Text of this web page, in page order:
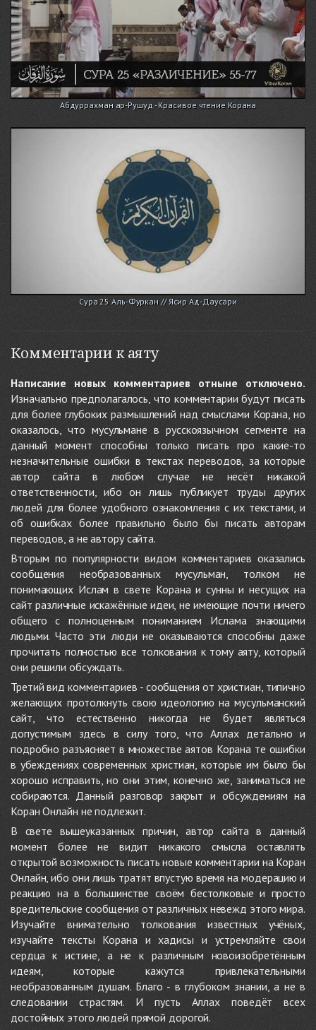
Абдуррахман ар-Рушуд - Красивое чтение Корана
Сура 25 Аль-Фуркан // Ясир Ад-Даусари
Комментарии к аяту
Написание новых комментариев отныне отключено.
Изначально предполагалось, что комментарии будут писать
для более глубоких размышлений над смыслами Корана, но
оказалось, что мусульмане в русскоязычном сегменте на
данный момент способны только писать про какие-то
незначительные ошибки в текстах переводов, за которые
автор сайта в любом случае не несёт никакой
ответственности, ибо он лишь публикует труды других
людей для более удобного ознакомления с их текстами, и
об ошибках более правильно было бы писать авторам
переводов, а не автору сайта.
Вторым по популярности видом комментариев оказались
сообщения необразованных мусульман, толком не
понимающих Ислам в свете Корана и сунны и несущих на
сайт различные искажённые идеи, не имеющие почти ничего
общего с полноценным пониманием Ислама знающими
людьми. Часто эти люди не оказываются способны даже
прочитать полностью все толкования к тому аяту, который
они решили обсуждать.
Третий вид комментариев - сообщения от христиан, типично
желающих протолкнуть свою идеологию на мусульманский
сайт, что естественно никогда не будет являться
допустимым здесь в силу того, что Аллах детально и
подробно разъясняет в множестве аятов Корана те ошибки
в убеждениях современных христиан, которые им было бы
хорошо исправить, но они этим, конечно же, заниматься не
собираются. Данный разговор закрыт и обсуждениям на
Коран Онлайн не подлежит.
В свете вышеуказанных причин, автор сайта в данный
момент более не видит никакого смысла оставлять
открытой возможность писать новые комментарии на Коран
Онлайн, ибо они лишь тратят впустую время на модерацию и
реакцию на в большинстве своём бестолковые и просто
вредительские сообщения от различных невежд этого мира.
Изучайте внимательно толкования известных учёных,
изучайте тексты Корана и хадисы и устремляйте свои
сердца к истине, а не к различным новоизобретённым
идеям, которые кажутся привлекательными
необразованным душам. Благо - в глубоком знании, а не в
следовании страстям. И пусть Аллах поведёт всех
достойных этого людей прямой дорогой.